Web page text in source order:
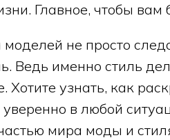
Главное, чтобы
не просто
Ведь именно стиль
Хотите узнать, как
уверенно в любой
мира моды и